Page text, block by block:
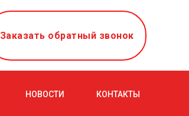
Заказать обратный звонок
НОВОСТИ КОНТАКТЫ